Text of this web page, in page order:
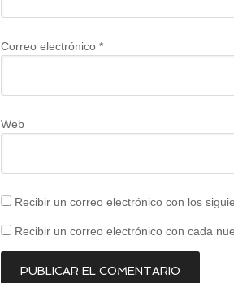
Correo electrónico *
Web
Recibir un correo electrónico con los
Recibir un correo electrónico con cada